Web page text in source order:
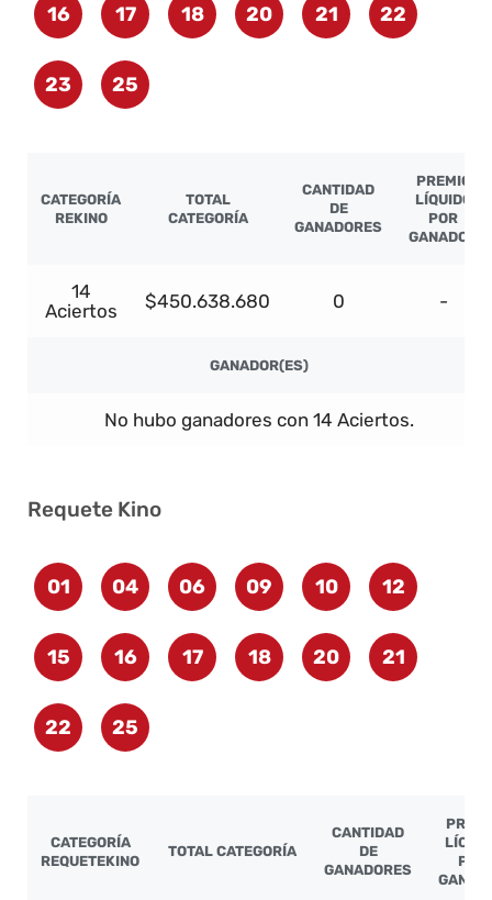
16 17 18 20 21 22
23 25
CATEGORÍA
REKINO
TOTAL
CATEGORÍA
CANTIDAD
DE
GANADORES
PREMIO
LÍQUIDO
POR
GANADOR
14
Aciertos
$450.638.680 0 -
GANADOR(ES)
No hubo ganadores con 14 Aciertos.
Requete Kino
01 04 06 09 10 12
15 16 17 18 20 21
22 25
CATEGORÍA
REQUETEKINO
TOTAL CATEGORÍA
CANTIDAD
DE
GANADORES
POR